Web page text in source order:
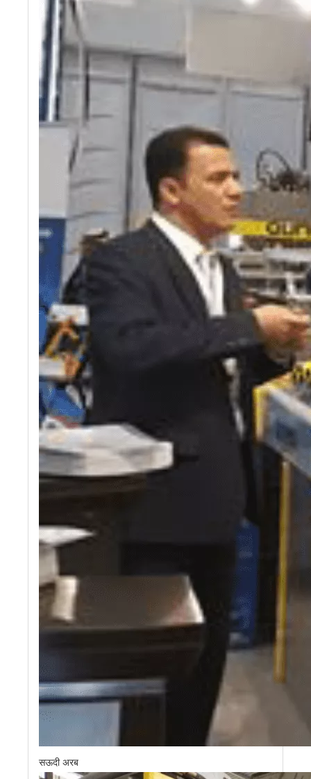
सऊदी अरब